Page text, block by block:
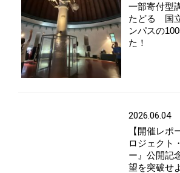
一部寄付型
たどる 国
ンパスの
た！
2026.06.04
【開催レポ
ロジェクト
ー』公開記
望を突破せ